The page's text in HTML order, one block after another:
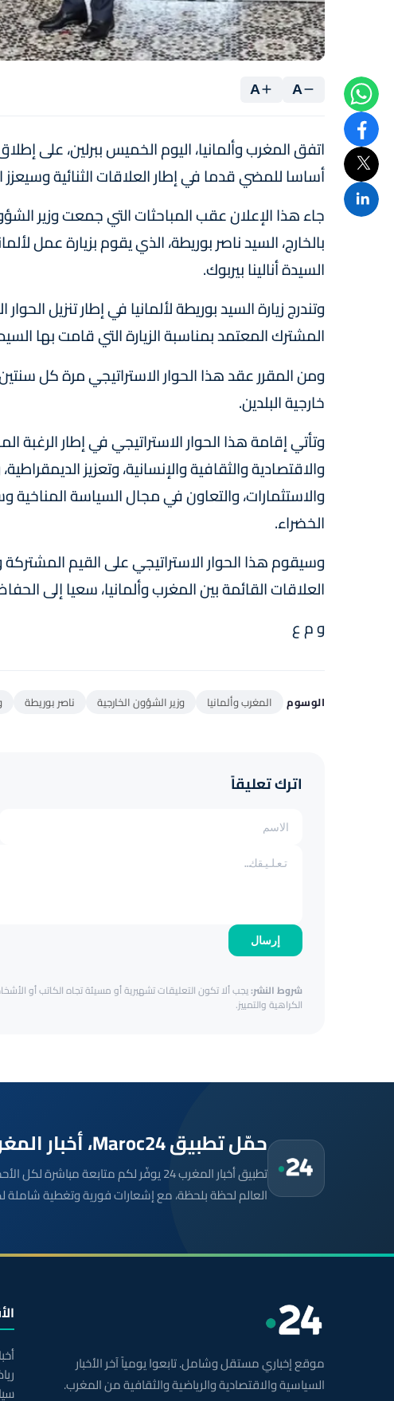
A
A
اتفق المغرب وألمانيا، اليوم الخميس ببرلين، على
أساسا للمضي قدما في إطار العلاقات الثنائية وسيعزز
جاء هذا الإعلان عقب المباحثات التي جمعت وزير
بالخارج، السيد ناصر بوريطة، الذي يقوم بزيارة عمل
السيدة أنالينا بيربوك.
وتندرج زيارة السيد بوريطة لألمانيا في إطار تنزيل
المشترك المعتمد بمناسبة الزيارة التي قامت بها السيدة
ومن المقرر عقد هذا الحوار الاستراتيجي مرة كل
خارجية البلدين.
وتأتي إقامة هذا الحوار الاستراتيجي في إطار الرغبة
والاقتصادية والثقافية والإنسانية، وتعزيز
والاستثمارات، والتعاون في مجال السياسة المناخية
الخضراء.
وسيقوم هذا الحوار الاستراتيجي على القيم
العلاقات القائمة بين المغرب وألمانيا، سعيا إلى
و م ع
الوسوم المغرب وألمانيا وزير الشؤون الخارجية ناصر بوريطة
اترك تعليقاً
إرسال
شروط النشر:يجب ألا تكون التعليقات تشهيرية أو مسيئة تجاه الكاتب أو
الكراهية والتمييز.
حمّل تطبيق Maroc24، أخبار المغرب تصلك أولاً
تطبيق أخبار المغرب 24 يوفّر لكم متابعة
العالم لحظة بلحظة، مع إشعارات فورية وتغطية شاملة
موقع إخباري مستقل وشامل. تابعوا يومياً آخر الأخبار
السياسية والاقتصادية والرياضية والثقافية من المغرب.